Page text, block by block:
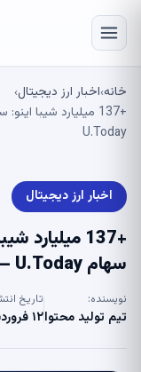
خانه›اخبار ارز دیجیتال›
U.Today
اخبار ارز دیجیتال
+137
سهام SHIB – U.Today
نویسنده:
تیم تولید محتوا
تاریخ
۱۲ فروردین ۱۴۰۵